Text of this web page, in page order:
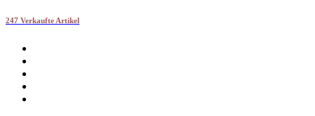
247 Verkaufte Artikel